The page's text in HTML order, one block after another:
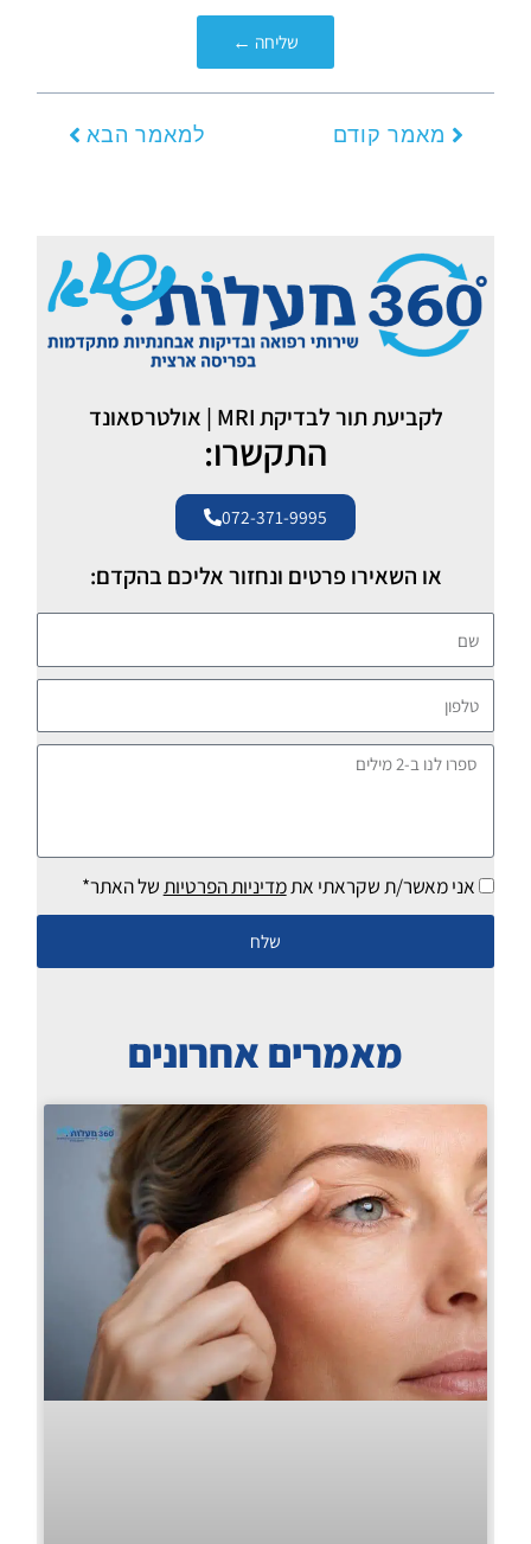
שליחה ←
מאמר קודם למאמר הבא
לקביעת תור לבדיקת MRI | אולטרסאונד
התקשרו:
072-371-9995
או השאירו פרטים ונחזור אליכם בהקדם:
טלפון
ספרו
מילים
אני מאשר/ת שקראתי אתמדיניות הפרטיותשל האתר*
שלח
מאמרים אחרונים